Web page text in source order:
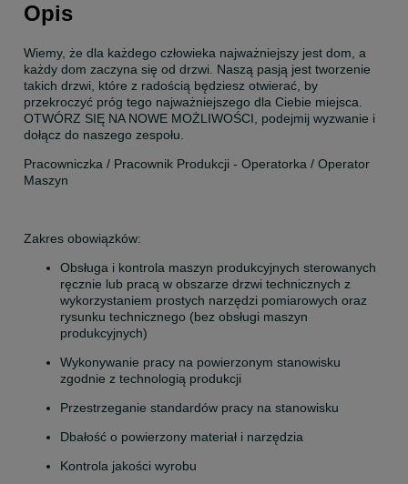
Opis
Wiemy, że dla każdego człowieka najważniejszy jest dom, a
każdy dom zaczyna się od drzwi. Naszą pasją jest tworzenie
takich drzwi, które z radością będziesz otwierać, by
przekroczyć próg tego najważniejszego dla Ciebie miejsca.
OTWÓRZ SIĘ NA NOWE MOŻLIWOŚCI, podejmij wyzwanie i
dołącz do naszego zespołu.
Pracowniczka / Pracownik Produkcji - Operatorka / Operator
Maszyn
Zakres obowiązków:
Obsługa i kontrola maszyn produkcyjnych sterowanych
ręcznie lub pracą w obszarze drzwi technicznych z
wykorzystaniem prostych narzędzi pomiarowych oraz
rysunku technicznego (bez obsługi maszyn
produkcyjnych)
Wykonywanie pracy na powierzonym stanowisku
zgodnie z technologią produkcji
Przestrzeganie standardów pracy na stanowisku
Dbałość o powierzony materiał i narzędzia
Kontrola jakości wyrobu